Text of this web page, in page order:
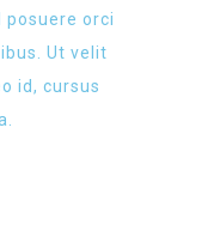
posuere orci
Ut velit
id, cursus